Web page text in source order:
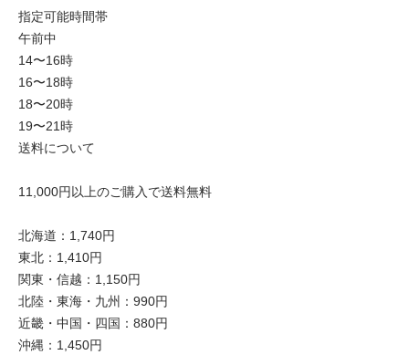
指定可能時間帯
午前中
14〜16時
16〜18時
18〜20時
19〜21時
送料について
11,000円以上のご購入で送料無料
北海道：1,740円
東北：1,410円
関東・信越：1,150円
北陸・東海・九州：990円
近畿・中国・四国：880円
沖縄：1,450円